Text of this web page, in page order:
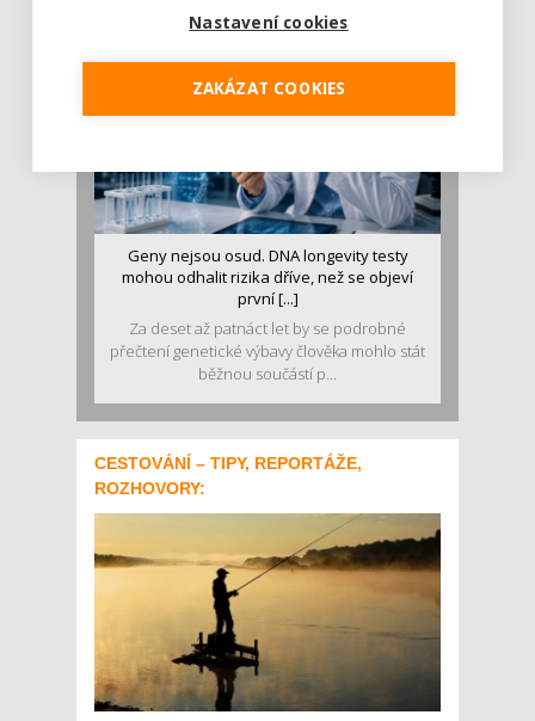
Geny nejsou osud. DNA longevity testy
mohou odhalit rizika dříve, než se objeví
první [...]
Za deset až patnáct let by se podrobné
přečtení genetické výbavy člověka mohlo stát
běžnou součástí p...
CESTOVÁNÍ – TIPY, REPORTÁŽE,
ROZHOVORY:
Nastavení cookies
ZAKÁZAT COOKIES